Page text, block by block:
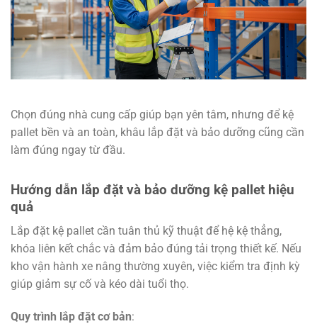
Chọn đúng nhà cung cấp giúp bạn yên tâm, nhưng để kệ
pallet bền và an toàn, khâu lắp đặt và bảo dưỡng cũng cần
làm đúng ngay từ đầu.
Hướng dẫn lắp đặt và bảo dưỡng kệ pallet hiệu
quả
Lắp đặt kệ pallet cần tuân thủ kỹ thuật để hệ kệ thẳng,
khóa liên kết chắc và đảm bảo đúng tải trọng thiết kế. Nếu
kho vận hành xe nâng thường xuyên, việc kiểm tra định kỳ
giúp giảm sự cố và kéo dài tuổi thọ.
Quy trình lắp đặt cơ bản: